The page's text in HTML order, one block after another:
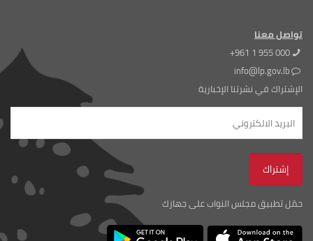
تواصل معنا
+961 1 955 000
info@lp.gov.lb
الإشتراك في نشرتنا الإخبارية
حمّل تطبيق مجلس النواب على جهازك